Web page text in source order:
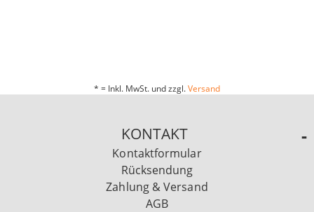
* = Inkl. MwSt. und zzgl.Versand
KONTAKT
Kontaktformular
Rücksendung
Zahlung & Versand
AGB